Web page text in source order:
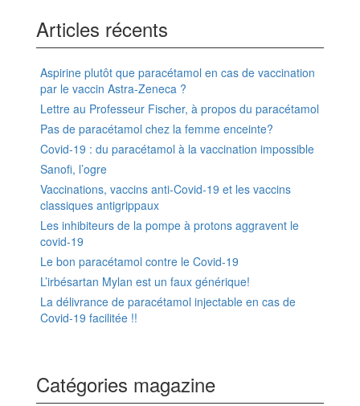
Articles récents
Aspirine plutôt que paracétamol en cas de vaccination
par le vaccin Astra-Zeneca ?
Lettre au Professeur Fischer, à propos du paracétamol
Pas de paracétamol chez la femme enceinte?
Covid-19 : du paracétamol à la vaccination impossible
Sanofi, l’ogre
Vaccinations, vaccins anti-Covid-19 et les vaccins
classiques antigrippaux
Les inhibiteurs de la pompe à protons aggravent le
covid-19
Le bon paracétamol contre le Covid-19
L’irbésartan Mylan est un faux générique!
La délivrance de paracétamol injectable en cas de
Covid-19 facilitée !!
Catégories magazine